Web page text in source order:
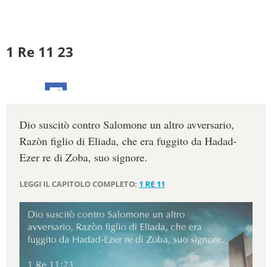
1 Re 11 23
Dio suscitò contro Salomone un altro avversario,
Razòn figlio di Eliada, che era fuggito da Hadad-
Ezer re di Zoba, suo signore.
LEGGI IL CAPITOLO COMPLETO: 1 RE 11